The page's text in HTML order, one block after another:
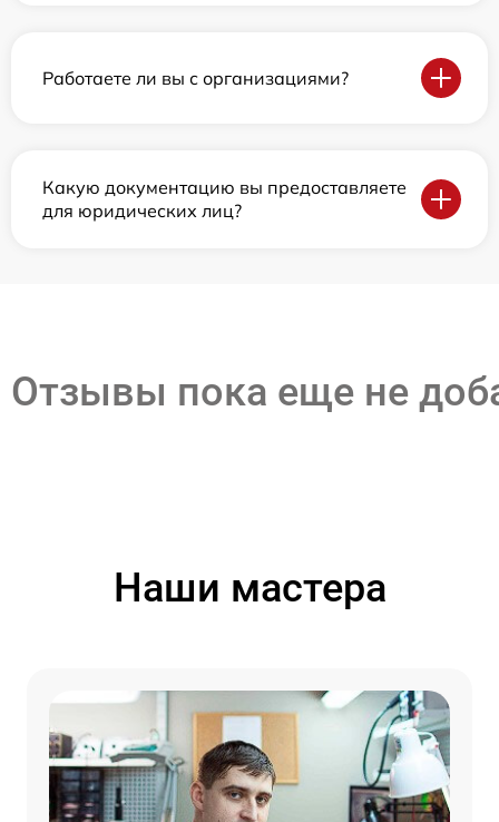
Работаете ли вы с организациями?
Какую документацию вы предоставляете
для юридических лиц?
Отзывы пока еще не
Наши мастера